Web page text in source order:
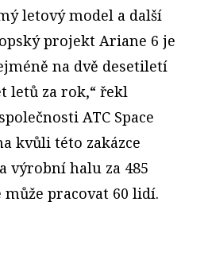
letový model a další
projekt Ariane 6 je
na dvě desetiletí
letů za rok,“ řekl
ATC Space
kvůli této zakázce
výrobní halu za 485
pracovat 60 lidí.